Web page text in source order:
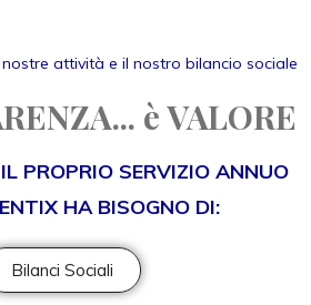
attività e il nostro bilancio sociale
è VALORE
PROPRIO SERVIZIO ANNUO
HA BISOGNO DI:
Bilanci Sociali